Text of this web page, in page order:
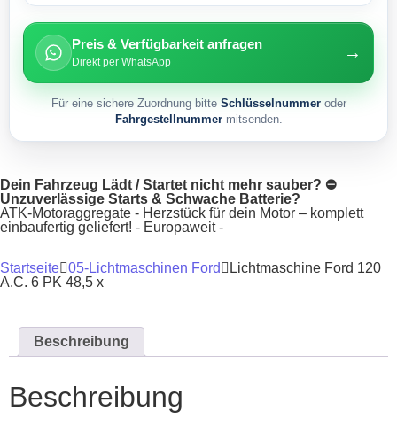
Preis & Verfügbarkeit anfragen
Direkt per WhatsApp →
Für eine sichere Zuordnung bitte Schlüsselnummeroder
Fahrgestellnummermitsenden.
Dein Fahrzeug Lädt / Startet nicht mehr sauber? ⛔
Unzuverlässige Starts & Schwache Batterie?
ATK-Motoraggregate - Herzstück für dein Motor – komplett
einbaufertig geliefert! - Europaweit -
Startseite 05-Lichtmaschinen Ford
Lichtmaschine Ford 120
A.C. 6 PK 48,5 x
Beschreibung
Beschreibung